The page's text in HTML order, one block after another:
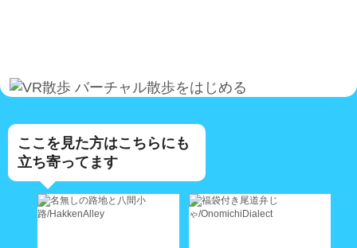
バーチャル散歩をはじめる
ここを見た方はこちらにも
立ち寄ってます